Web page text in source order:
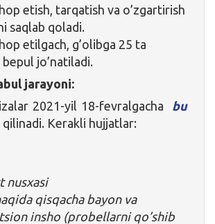
etish, tarqatish va o’zgartirish
saqlab qoladi.
etilgach, g’olibga 25 ta
bepul jo’natiladi.
jarayoni:
2021-yil 18-fevralgacha
bu
Kerakli hujjatlar:
nusxasi
qisqacha bayon va
insho (probellarni qo’shib